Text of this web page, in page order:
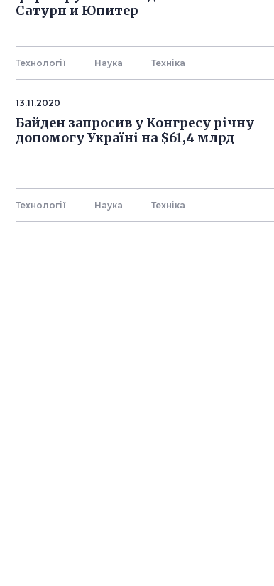
Сатурн и Юпитер
Технології Наука Технiка
13.11.2020
Байден запросив у Конгресу річну
допомогу Україні на $61,4 млрд
Технології Наука Технiка